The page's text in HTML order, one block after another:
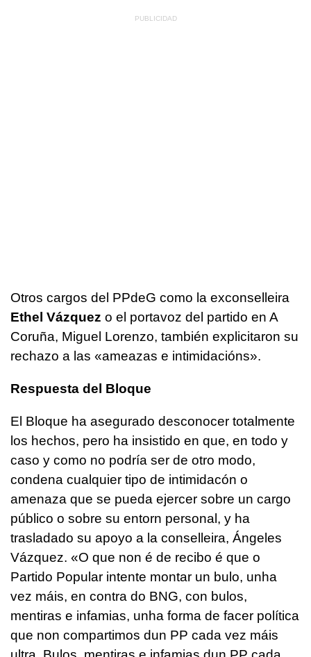
Otros cargos del PPdeG como la exconselleira
Ethel Vázquez o el portavoz del partido en A
Coruña, Miguel Lorenzo, también explicitaron su
rechazo a las «ameazas e intimidacións».
Respuesta del Bloque
El Bloque ha asegurado desconocer totalmente
los hechos, pero ha insistido en que, en todo y
caso y como no podría ser de otro modo,
condena cualquier tipo de intimidacón o
amenaza que se pueda ejercer sobre un cargo
público o sobre su entorn personal, y ha
trasladado su apoyo a la conselleira, Ángeles
Vázquez. «O que non é de recibo é que o
Partido Popular intente montar un bulo, unha
vez máis, en contra do BNG, con bulos,
mentiras e infamias, unha forma de facer política
que non compartimos dun PP cada vez máis